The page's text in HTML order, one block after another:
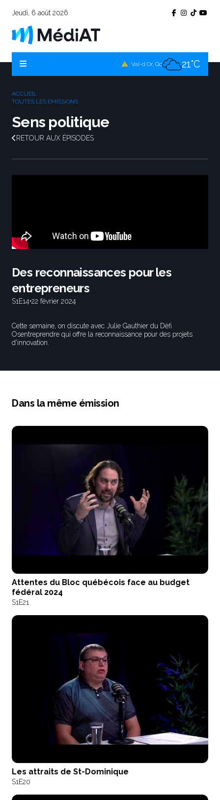
Jeudi, 6 août 2026
Val-d'Or, Qc 21°C
ACCUEIL
TOUTES LES ÉMISSIONS
Sens politique
RETOUR AUX ÉPISODES
Des reconnaissances pour les
entrepreneurs
S1 E14•22 février 2024
Cette semaine, on discute avec Julie Gauthier du Défi
Osentreprendre qui offre la reconnaissance pour des projets
d'innovation.
Dans la même émission
Attentes du Bloc québécois face au budget
fédéral 2024
S1E21
Les attraits de St-Dominique
S1E20